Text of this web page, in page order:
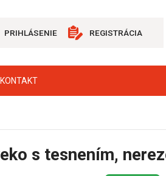
PRIHLÁSENIE REGISTRÁCIA
KONTAKT
s tesnením,